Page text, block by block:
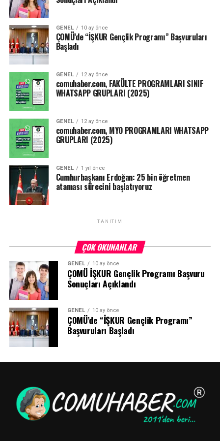
Bekir Bozdağ: “Üniversitede cami fakülte kadar önemli”
Yarıyıl sonu, tek ders, tez izleme, yeterlilik sınavı gibi
sınavların ise ne zaman ve nasıl yapılacağının
yükseköğretim kurumlarının yetkili kurulları tarafından
belirlenmesine karar verilmiştir.”
Kaynak: ensonhaber.com
Facebook
Mastodon
EmailShare
GENEL 10 ay önce
ÇOMÜ’de “İŞKUR Gençlik Programı” Başvuruları
Başladı
GENEL 12 ay önce
comuhaber.com, FAKÜLTE PROGRAMLARI SINIF
WHATSAPP GRUPLARI (2025)
GENEL 12 ay önce
comuhaber.com, MYO PROGRAMLARI WHATSAPP
GRUPLARI (2025)
GENEL 1 yıl önce
Cumhurbaşkanı Erdoğan: 25 bin öğretmen
ataması sürecini başlatıyoruz
TANITIM
ÇOK OKUNANLAR
GENEL 10 ay önce
ÇOMÜ İŞKUR Gençlik Programı Başvuru
Sonuçları Açıklandı
GENEL 10 ay önce
ÇOMÜ’de “İŞKUR Gençlik Programı”
Başvuruları Başladı